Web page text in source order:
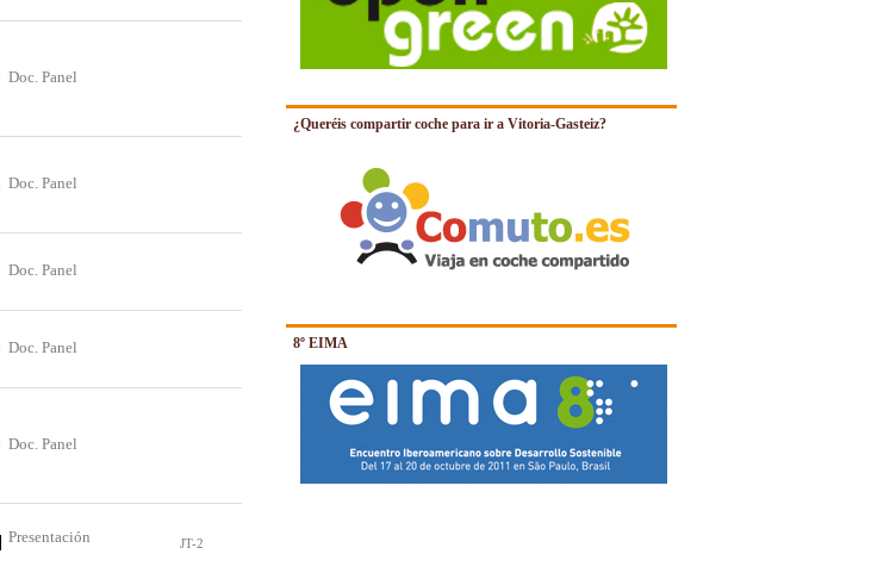
¿Queréis compartir coche para ir a Vitoria-Gasteiz?
8º EIMA
Doc. Panel
Doc. Panel
Doc. Panel
Doc. Panel
Doc. Panel
Presentación JT-2